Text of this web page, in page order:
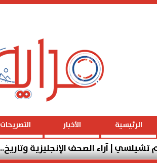
الرئيسية الأخبار التصريحات
| آراء الصحف الإنجليزية وتاريخ...